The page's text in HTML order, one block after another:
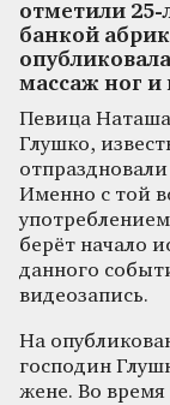
отметили 25-
банкой
массаж ног и
Певица Наташа
Глушко,
Именно с той
берёт начало
данного
видеозапись.
На
господин
жене. Во